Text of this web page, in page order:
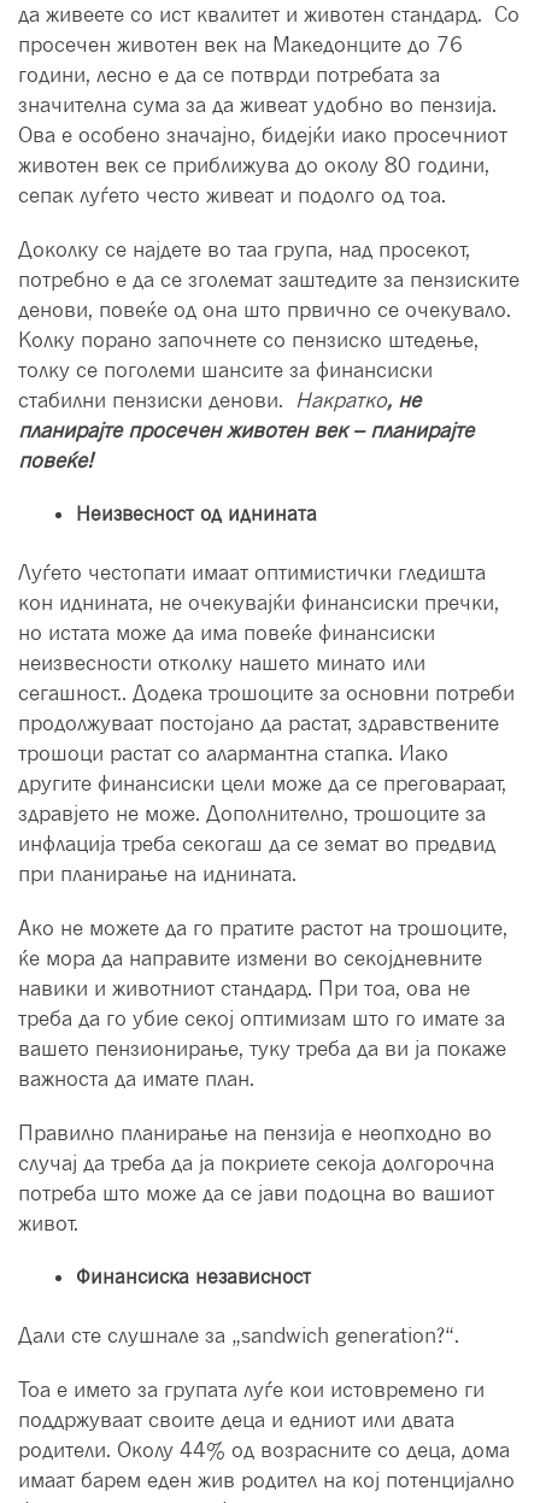
да живеете со ист квалитет и животен стандард. Со
просечен животен век на Македонците до 76
години, лесно е да се потврди потребата за
значителна сума за да живеат удобно во пензија.
Ова е особено значајно, бидејќи иако просечниот
животен век се приближува до околу 80 години,
сепак луѓето често живеат и подолго од тоа.
Доколку се најдете во таа група, над просекот,
потребно е да се зголемат заштедите за пензиските
денови, повеќе од она што првично се очекувало.
Колку порано започнете со пензиско штедење,
толку се поголеми шансите за финансиски
стабилни пензиски денови. Накратко, не
планирајте просечен животен век – планирајте
повеќе!
Неизвесност од иднината
Луѓето честопати имаат оптимистички гледишта
кон иднината, не очекувајќи финансиски пречки,
но истата може да има повеќе финансиски
неизвесности отколку нашето минато или
сегашност.. Додека трошоците за основни потреби
продолжуваат постојано да растат, здравствените
трошоци растат со алармантна стапка. Иако
другите финансиски цели може да се преговараат,
здравјето не може. Дополнително, трошоците за
инфлација треба секогаш да се земат во предвид
при планирање на иднината.
Ако не можете да го пратите растот на трошоците,
ќе мора да направите измени во секојдневните
навики и животниот стандард. При тоа, ова не
треба да го убие секој оптимизам што го имате за
вашето пензионирање, туку треба да ви ја покаже
важноста да имате план.
Правилно планирање на пензија е неопходно во
случај да треба да ја покриете секоја долгорочна
потреба што може да се јави подоцна во вашиот
живот.
Финансиска независност
Дали сте слушнале за „sandwich generation?“.
Тоа е името за групата луѓе кои истовремено ги
поддржуваат своите деца и едниот или двата
родители. Околу 44% од возрасните со деца, дома
имаат барем еден жив родител на кој потенцијално